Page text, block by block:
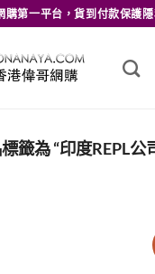
購第一平台，貨到付款保護
籤為 “印度REPL公